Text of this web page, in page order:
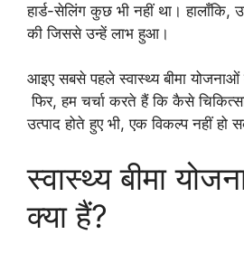
हार्ड-सेलिंग कुछ भी नहीं था। हालाँकि,
की जिससे उन्हें लाभ हुआ।
आइए सबसे पहले स्वास्थ्य बीमा
फिर, हम चर्चा करते हैं कि कैसे
उत्पाद होते हुए भी, एक विकल्प नहीं हो
स्वास्थ्य बीमा
क्या हैं?